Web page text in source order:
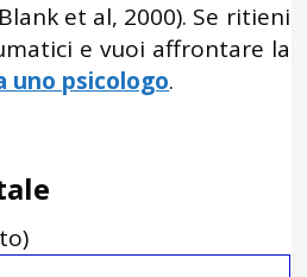
et al, 2000). Se ritieni
e vuoi affrontare la
uno psicologo.